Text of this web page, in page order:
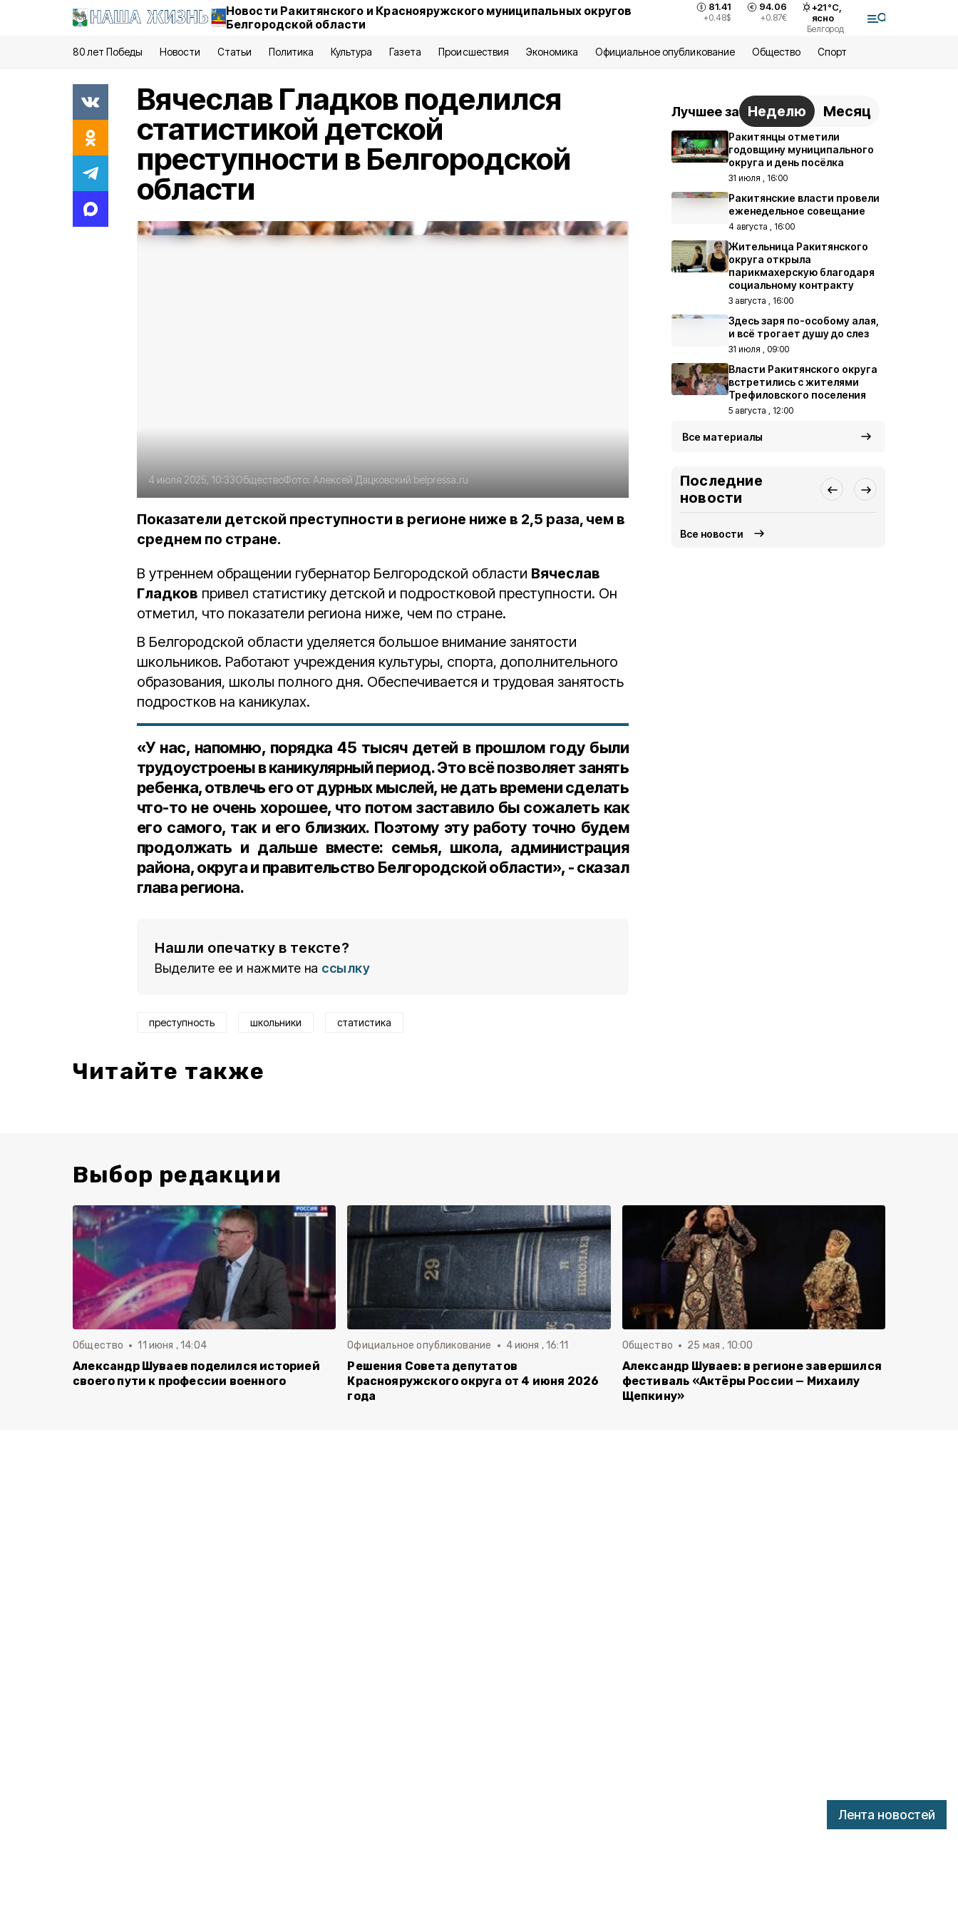
Новости Ракитянского и Краснояружского муниципальных округов
Белгородской области
81.41
+0.48$
94.06
+0.87€
+21°С,
ясно
Белгород
80 лет Победы Новости Статьи Политика Культура Газета Происшествия Экономика Официальное опубликование Общество Спорт
Лента новостей
Вячеслав Гладков поделился
статистикой детской
преступности в Белгородской
области
4 июля 2025, 10:33ОбществоФото: Алексей Дацковский belpressa.ru
Показатели детской преступности в регионе ниже в 2,5 раза, чем в
среднем по стране.
В утреннем обращении губернатор Белгородской области Вячеслав
Гладков привел статистику детской и подростковой преступности. Он
отметил, что показатели региона ниже, чем по стране.
В Белгородской области уделяется большое внимание занятости
школьников. Работают учреждения культуры, спорта, дополнительного
образования, школы полного дня. Обеспечивается и трудовая занятость
подростков на каникулах.
«У нас, напомню, порядка 45 тысяч детей в прошлом году были
трудоустроены в каникулярный период. Это всё позволяет занять
ребенка, отвлечь его от дурных мыслей, не дать времени сделать
что-то не очень хорошее, что потом заставило бы сожалеть как
его самого, так и его близких. Поэтому эту работу точно будем
продолжать и дальше вместе: семья, школа, администрация
района, округа и правительство Белгородской области», - сказал
глава региона.
Нашли опечатку в тексте?
Выделите ее и нажмите на ссылку
преступность школьники статистика
Читайте также
Лучшее за Неделю Месяц
Ракитянцы отметили
годовщину муниципального
округа и день посёлка
31 июля , 16:00
Ракитянские власти провели
еженедельное совещание
4 августа , 16:00
Жительница Ракитянского
округа открыла
парикмахерскую благодаря
социальному контракту
3 августа , 16:00
Здесь заря по-особому алая,
и всё трогает душу до слез
31 июля , 09:00
Власти Ракитянского округа
встретились с жителями
Трефиловского поселения
5 августа , 12:00
Все материалы
Последние
новости
Все новости
Выбор редакции
Общество 11 июня , 14:04
Александр Шуваев поделился историей
своего пути к профессии военного
Официальное опубликование 4 июня , 16:11
Решения Совета депутатов
Краснояружского округа от 4 июня 2026
года
Общество 25 мая , 10:00
Александр Шуваев: в регионе завершился
фестиваль «Актёры России — Михаилу
Щепкину»